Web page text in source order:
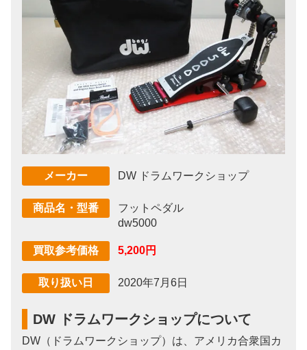
メーカー DW ドラムワークショップ
商品名・型番
フットペダル
dw5000
買取参考価格 5,200円
取り扱い日 2020年7月6日
DW ドラムワークショップについて
DW（ドラムワークショップ）は、アメリカ合衆国カ